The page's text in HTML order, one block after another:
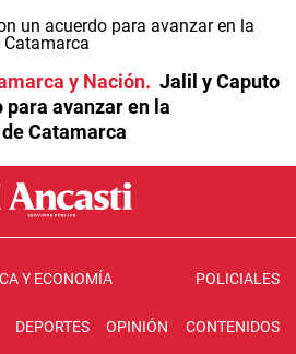
y Nación
Jalil y Caputo
avanzar en la
Catamarca
Y ECONOMÍA POLICIALES
DEPORTES OPINIÓN CONTENIDOS